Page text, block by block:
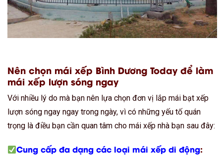
Nên chọn mái xếp Bình Dương Today để làm
mái xếp lượn sóng ngay
Với nhiều lý do mà bạn nên lựa chọn đơn vị lắp mái bạt xếp
lượn sóng ngay ngay trong ngày, vì có những yếu tố quán
trọng là điều bạn cần quan tâm cho mái xếp nhà bạn sau đây:
Cung cấp đa dạng các loại mái xếp di động: